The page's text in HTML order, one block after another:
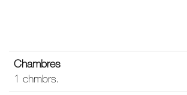
1 chmbrs.